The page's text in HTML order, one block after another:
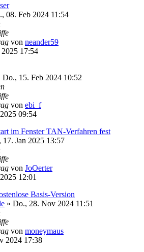
08. Feb 2024 11:54
von neander59
17:54
Do., 15. Feb 2024 10:52
von ebi_f
09:54
im Fenster TAN-Verfahren fest
17. Jan 2025 13:57
von JoOerter
12:01
Basis-Version
» Do., 28. Nov 2024 11:51
von moneymaus
2024 17:38